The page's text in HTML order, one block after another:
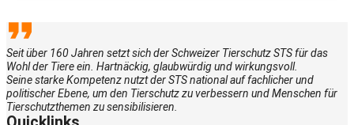
Seit über 160 Jahren setzt sich der Schweizer Tierschutz STS für das
Wohl der Tiere ein. Hartnäckig, glaubwürdig und wirkungsvoll.
Seine starke Kompetenz nutzt der STS national auf fachlicher und
politischer Ebene, um den Tierschutz zu verbessern und Menschen für
Tierschutzthemen zu sensibilisieren.